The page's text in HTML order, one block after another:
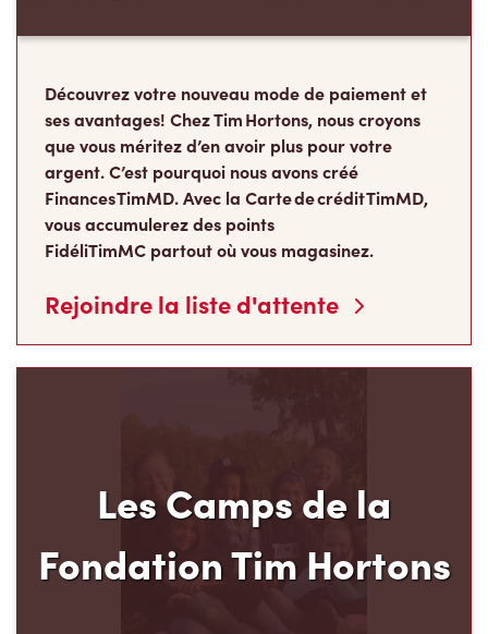
Découvrez votre nouveau mode de paiement et
ses avantages! Chez Tim Hortons, nous croyons
que vous méritez d’en avoir plus pour votre
argent. C’est pourquoi nous avons créé
Finances TimMD. Avec la Carte de crédit TimMD,
vous accumulerez des points
FidéliTimMC partout où vous magasinez.
Rejoindre la liste d'attente
Les Camps de la
Fondation Tim Hortons